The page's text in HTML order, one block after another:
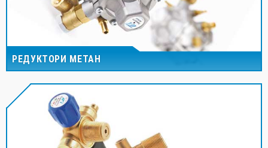
РЕДУКТОРИ МЕТАН